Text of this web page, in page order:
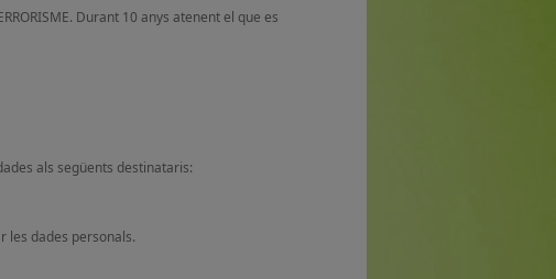
Durant 10 anys atenent el que es
als següents destinataris:
les dades personals.